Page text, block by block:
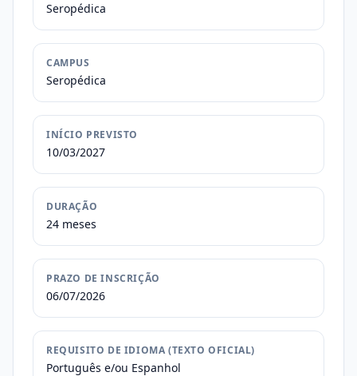
Seropédica
CAMPUS
Seropédica
INÍCIO PREVISTO
10/03/2027
DURAÇÃO
24 meses
PRAZO DE INSCRIÇÃO
06/07/2026
REQUISITO DE IDIOMA (TEXTO OFICIAL)
Português e/ou Espanhol